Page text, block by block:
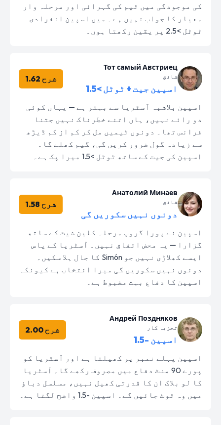
کی موجودگی میں ٹیم کی گہرائی اور مرحلہ وار
معیار کا جواب نہیں ہے۔ میں اسپین انفرادی
ٹوٹل >2.5 پر یقین رکھتا ہوں۔
Тот самый Австриец
شائق
اسپین جیت + ٹوٹل >1.5
شرح 1.62
اسپین بلاشبہ آسٹریا سے بہتر ہے — یہاں کوئی
دو رائے نہیں، ہاں اتنے خطرناک نہیں جتنا
فرانس تھا۔ دونوں ٹیمیں مل کر کم از کم ڈیڑھ
سے زیادہ گول ضرور کریں گی، گیم کھلے گا۔
اسپین کی جیت کے ساتھ ٹوٹل >1.5 میرا پک ہے۔
Анатолий Минаев
شائق
دونوں نہیں سکوریں گی
شرح 1.58
اسپین نے پورا گروپ مرحلہ کلین شیٹ کے ساتھ
گزارا — یہ محض اتفاق نہیں۔ آسٹریا کے پاس
ایسے کھلاڑی نہیں جو Simón کا جال ہلا سکیں۔
دونوں نہیں سکوریں گی میرا انتخاب ہے کیونکہ
اسپین کا دفاع بہت مضبوط ہے۔
Андрей Поздняков
تجزیہ کار
اسپین -1.5
شرح 2.00
اسپین پہلے نمبر پر کھیلتا ہے اور آسٹریا کو
پورے 90 منٹ دفاع میں مصروف رکھے گا۔ آسٹریا
کا لو بلاک ان کا قدرتی کھیل نہیں، مسلسل دباؤ
میں وہ ٹوٹ جائیں گے۔ اسپین -1.5 واضح لگتا ہے۔